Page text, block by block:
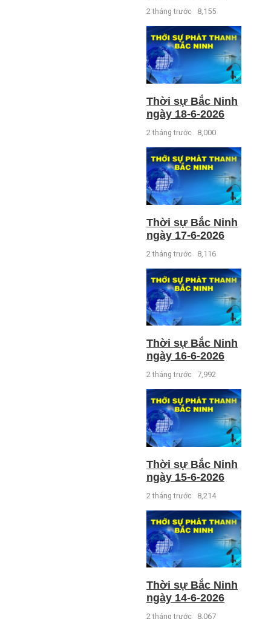
2 tháng trước 8,155
Thời sự Bắc Ninh
ngày 18-6-2026
2 tháng trước 8,000
Thời sự Bắc Ninh
ngày 17-6-2026
2 tháng trước 8,116
Thời sự Bắc Ninh
ngày 16-6-2026
2 tháng trước 7,992
Thời sự Bắc Ninh
ngày 15-6-2026
2 tháng trước 8,214
Thời sự Bắc Ninh
ngày 14-6-2026
2 tháng trước 8,067